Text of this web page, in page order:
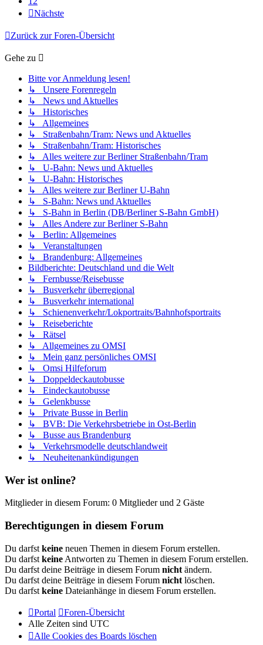
Nächste
Zurück zur Foren-Übersicht
Gehe zu
Bitte vor Anmeldung lesen!
↳ Unsere Forenregeln
↳ News und Aktuelles
↳ Historisches
↳ Allgemeines
↳ Straßenbahn/Tram: News und Aktuelles
↳ Straßenbahn/Tram: Historisches
↳ Alles weitere zur Berliner Straßenbahn/Tram
↳ U-Bahn: News und Aktuelles
↳ U-Bahn: Historisches
↳ Alles weitere zur Berliner U-Bahn
↳ S-Bahn: News und Aktuelles
↳ S-Bahn in Berlin (DB/Berliner S-Bahn GmbH)
↳ Alles Andere zur Berliner S-Bahn
↳ Berlin: Allgemeines
↳ Veranstaltungen
↳ Brandenburg: Allgemeines
Bildberichte: Deutschland und die Welt
↳ Fernbusse/Reisebusse
↳ Busverkehr überregional
↳ Busverkehr international
↳ Schienenverkehr/Lokportraits/Bahnhofsportraits
↳ Reiseberichte
↳ Rätsel
↳ Allgemeines zu OMSI
↳ Mein ganz persönliches OMSI
↳ Omsi Hilfeforum
↳ Doppeldeckautobusse
↳ Eindeckautobusse
↳ Gelenkbusse
↳ Private Busse in Berlin
↳ BVB: Die Verkehrsbetriebe in Ost-Berlin
↳ Busse aus Brandenburg
↳ Verkehrsmodelle deutschlandweit
↳ Neuheitenankündigungen
Wer ist online?
Mitglieder in diesem Forum: 0 Mitglieder und 2 Gäste
Berechtigungen in diesem Forum
Du darfst keine neuen Themen in diesem Forum erstellen.
Du darfst keine Antworten zu Themen in diesem Forum erstellen.
Du darfst deine Beiträge in diesem Forum nicht ändern.
Du darfst deine Beiträge in diesem Forum nicht löschen.
Du darfst keine Dateianhänge in diesem Forum erstellen.
Portal
Foren-Übersicht
Alle Zeiten sind UTC
Alle Cookies des Boards löschen